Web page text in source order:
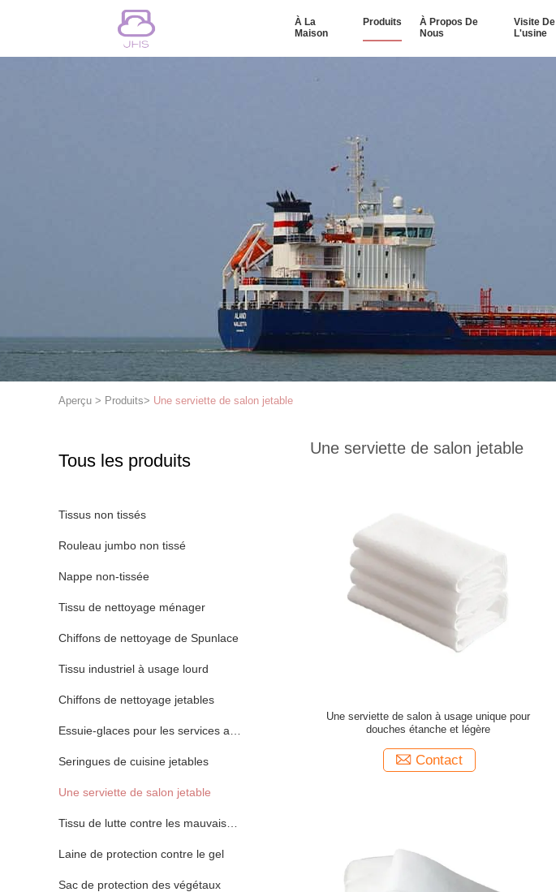
À La
Maison
Produits
À Propos De
Nous
Visite De
L'usine
Aperçu > Produits> Une serviette de salon jetable
Tous les produits
Tissus non tissés
Rouleau jumbo non tissé
Nappe non-tissée
Tissu de nettoyage ménager
Chiffons de nettoyage de Spunlace
Tissu industriel à usage lourd
Chiffons de nettoyage jetables
Essuie-glaces pour les services alimentaires
Seringues de cuisine jetables
Une serviette de salon jetable
Tissu de lutte contre les mauvaises herbes
Laine de protection contre le gel
Sac de protection des végétaux
Une serviette de salon jetable
Une serviette de salon à usage unique pour
douches étanche et légère
Contact